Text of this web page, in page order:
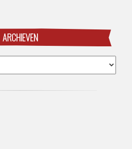
ARCHIEVEN